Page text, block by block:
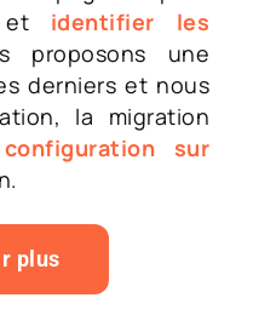
et identifier les
proposons une
derniers et nous
la migration
configuration sur
plus